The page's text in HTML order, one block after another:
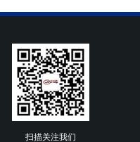
扫描关注我们